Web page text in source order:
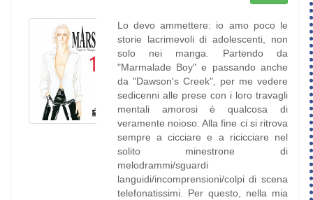
Lo devo ammettere: io amo poco le
storie lacrimevoli di adolescenti, non
solo nei manga. Partendo da
"Marmalade Boy" e passando anche
da "Dawson's Creek", per me vedere
sedicenni alle prese con i loro travagli
mentali amorosi è qualcosa di
veramente noioso. Alla fine ci si ritrova
sempre a cicciare e a ricicciare nel
solito minestrone di
melodrammi/sguardi
languidi/incomprensioni/colpi di scena
telefonatissimi. Per questo, nella mia